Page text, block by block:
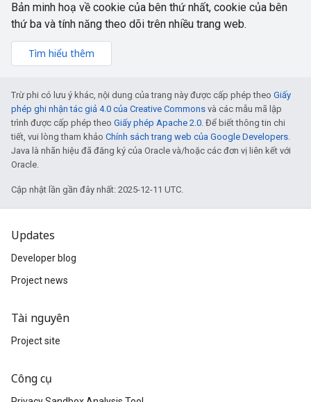
Bản minh hoạ về cookie của bên thứ nhất, cookie của bên
thứ ba và tính năng theo dõi trên nhiều trang web.
Tìm hiểu thêm
Trừ phi có lưu ý khác, nội dung của trang này được cấp phép theo Giấy
phép ghi nhận tác giả 4.0 của Creative Commons và các mẫu mã lập
trình được cấp phép theo Giấy phép Apache 2.0. Để biết thông tin chi
tiết, vui lòng tham khảo Chính sách trang web của Google Developers.
Java là nhãn hiệu đã đăng ký của Oracle và/hoặc các đơn vị liên kết với
Oracle.
Cập nhật lần gần đây nhất: 2025-12-11 UTC.
Updates
Developer blog
Project news
Tài nguyên
Project site
Công cụ